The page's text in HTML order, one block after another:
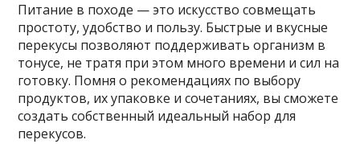
Питание в походе — это искусство совмещать
простоту, удобство и пользу. Быстрые и вкусные
перекусы позволяют поддерживать организм в
тонусе, не тратя при этом много времени и сил на
готовку. Помня о рекомендациях по выбору
продуктов, их упаковке и сочетаниях, вы сможете
создать собственный идеальный набор для
перекусов.